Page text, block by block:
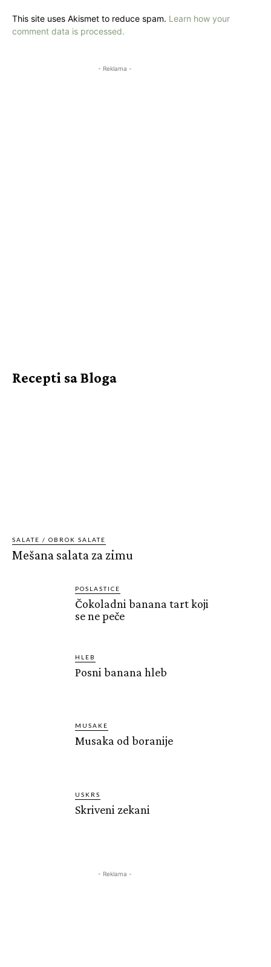
This site uses Akismet to reduce spam. Learn how your
comment data is processed.
- Reklama -
Recepti sa Bloga
SALATE / OBROK SALATE
Mešana salata za zimu
POSLASTICE
Čokoladni banana tart koji
se ne peče
HLEB
Posni banana hleb
MUSAKE
Musaka od boranije
USKRS
Skriveni zekani
- Reklama -